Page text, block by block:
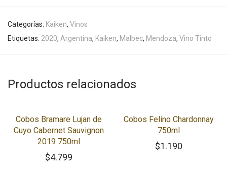
Categorías: Kaiken, Vinos
Etiquetas: 2020, Argentina, Kaiken, Malbec, Mendoza, Vino Tinto
Productos relacionados
Cobos Bramare Lujan de
Cuyo Cabernet Sauvignon
2019 750ml
$4.799
Cobos Felino Chardonnay
750ml
$1.190